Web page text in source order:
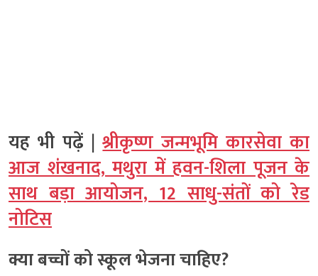
यह भी पढ़ें |श्रीकृष्ण जन्मभूमि कारसेवा का
आज शंखनाद, मथुरा में हवन-शिला पूजन के
साथ बड़ा आयोजन, 12 साधु-संतों को रेड
नोटिस
क्या बच्चों को स्कूल भेजना चाहिए?